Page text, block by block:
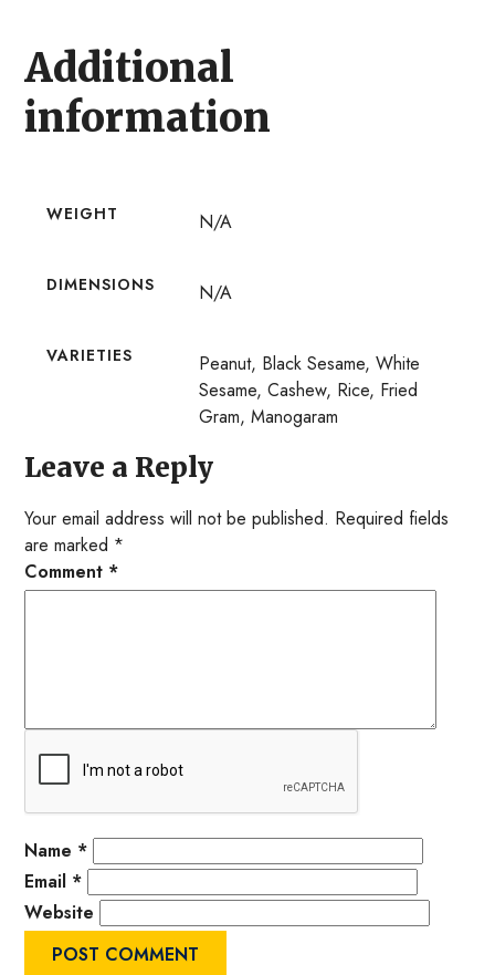
Additional
information
WEIGHT N/A
DIMENSIONS N/A
VARIETIES
Peanut, Black Sesame, White
Sesame, Cashew, Rice, Fried
Gram, Manogaram
Leave a Reply
Your email address will not be published. Required fields
are marked *
Comment *
Name *
Email *
Website